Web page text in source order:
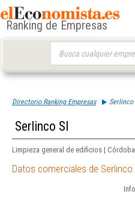
Ranking de Empresas
Directorio Ranking Empresas Serlinco
Serlinco Sl
Limpieza general de edificios | Córdoba
Datos comerciales de Serlinco